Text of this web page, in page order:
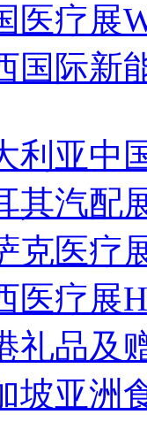
医疗展
国际新
利亚中
其汽配
克医疗
医疗展
礼品及
坡亚洲